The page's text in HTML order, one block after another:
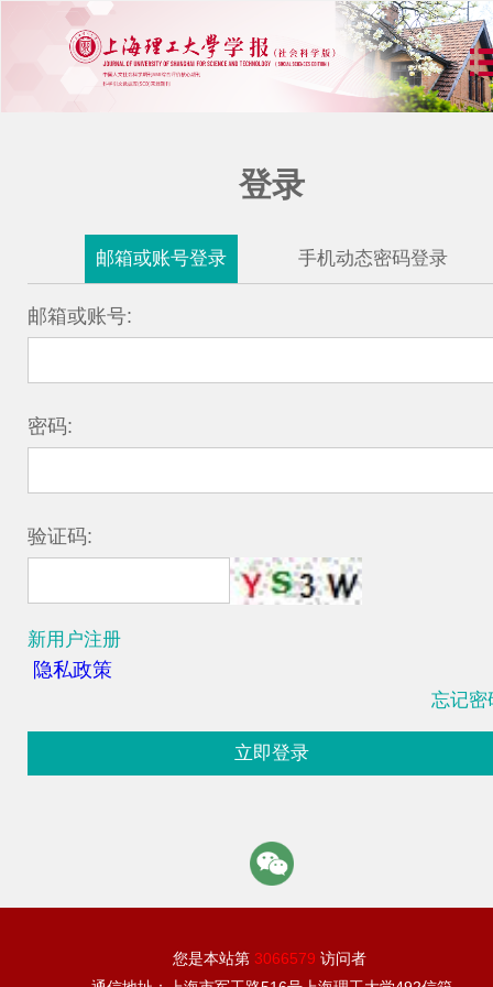
登录
邮箱或账号登录 手机动态密码登录
邮箱或账号:
密码:
验证码:
新用户注册
隐私政策
忘记密
立即登录
您是本站第3066579 访问者